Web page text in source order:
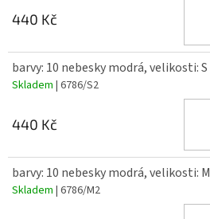
440 Kč
barvy: 10 nebesky modrá, velikosti: S
Skladem | 6786/S2
440 Kč
barvy: 10 nebesky modrá, velikosti: M
Skladem | 6786/M2